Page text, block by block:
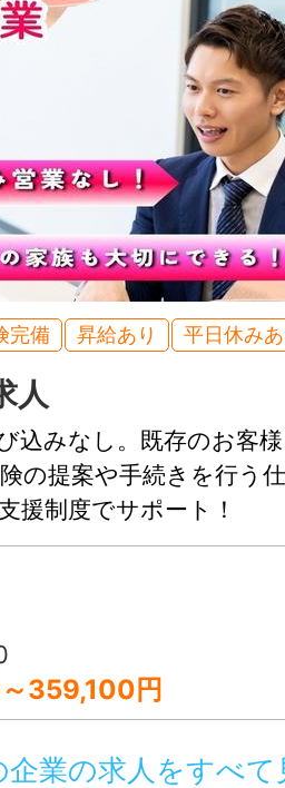
完備 昇給あり 平日休み
人
込みなし。既存のお客
の提案や手続きを行う
援制度でサポート！
359,100円
企業の求人をすべて